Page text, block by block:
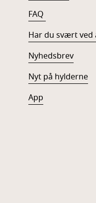
FAQ
Har du svært ved
Nyhedsbrev
Nyt på hylderne
App